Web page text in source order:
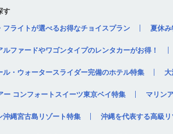
す
フライトが選べるお得なチョイスプラン 夏休み
ルファードやワゴンタイプのレンタカーがお得！
ル・ウォータースライダー完備のホテル特集
ー コンフォートスイーツ東京ベイ特集 マリン
沖縄宮古島リゾート特集 沖縄を代表する高級